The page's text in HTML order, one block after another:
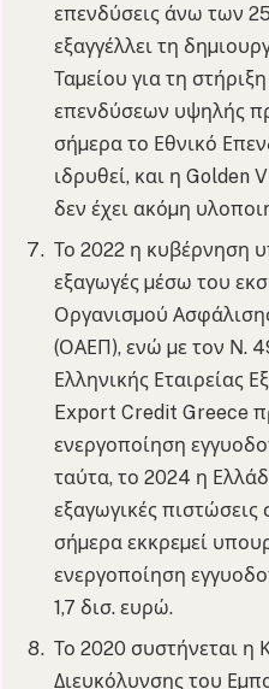
επενδύσεις άνω των
εξαγγέλλει τη
Ταµείου για τη
επενδύσεων υψηλής
σήµερα το Εθνικό
ιδρυθεί, και η Golden
δεν έχει ακόµη
Το 2022 η κυβέρνηση
εξαγωγές µέσω του
Οργανισµού
(ΟΑΕΠ), ενώ µε τον Ν.
Ελληνικής Εταιρείας
Export Credit Greece
ενεργοποίηση
ταύτα, το 2024 η
εξαγωγικές
σήµερα εκκρεµεί
ενεργοποίηση
1,7 δισ. ευρώ.
Το 2020 συστήνεται η
Διευκόλυνσης του